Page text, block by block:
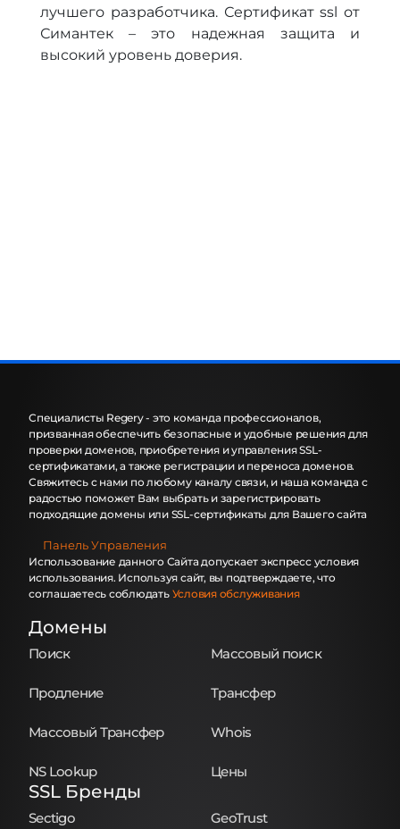
лучшего разработчика. Сертификат ssl от
Симантек – это надежная защита и
высокий уровень доверия.
Специалисты Regery - это команда профессионалов,
призванная обеспечить безопасные и удобные решения для
проверки доменов, приобретения и управления SSL-
сертификатами, а также регистрации и переноса доменов.
Свяжитесь с нами по любому каналу связи, и наша команда с
радостью поможет Вам выбрать и зарегистрировать
подходящие домены или SSL-сертификаты для Вашего сайта
Панель Управления
Использование данного Сайта допускает экспресс условия
использования. Используя сайт, вы подтверждаете, что
соглашаетесь соблюдать Условия обслуживания
Домены
Поиск Массовый поиск
Продление Трансфер
Массовый Трансфер Whois
NS Lookup Цены
SSL Бренды
Sectigo GeoTrust